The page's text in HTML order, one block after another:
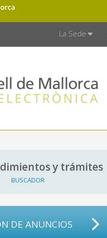
La Sede
y trámites
BUSCADOR
DE ANUNCIOS